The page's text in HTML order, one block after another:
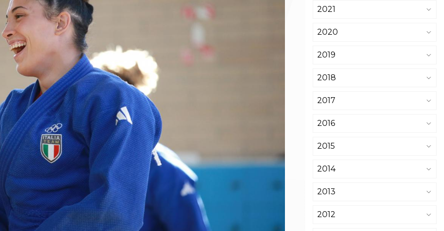
2021
2020
2019
2018
2017
2016
2015
2014
2013
2012